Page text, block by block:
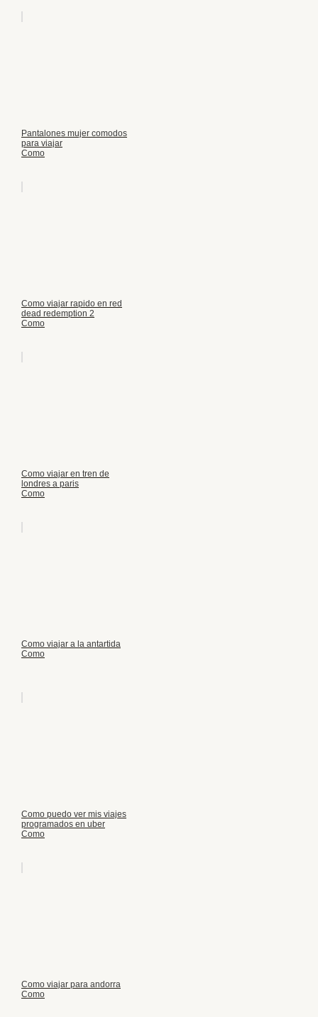
Pantalones mujer comodos
para viajar
Como
Como viajar rapido en red
dead redemption 2
Como
Como viajar en tren de
londres a paris
Como
Como viajar a la antartida
Como
Como puedo ver mis viajes
programados en uber
Como
Como viajar para andorra
Como